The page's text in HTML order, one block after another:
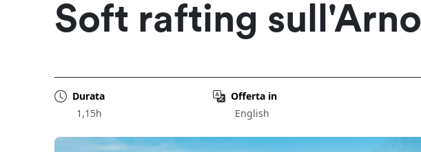
Soft rafting sull'Arno
Durata
1,15h
Offerta in
English